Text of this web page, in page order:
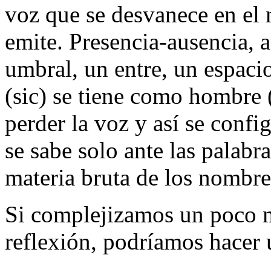
voz que se desvanece en
emite. Presencia-ausencia,
umbral, un entre, un
(sic) se tiene como hombre
perder la voz y así se
se sabe solo ante las
materia bruta de los
Si complejizamos un poco
reflexión, podríamos hacer